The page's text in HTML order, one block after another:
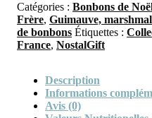
Catégories : Bonbons de
Frère, Guimauve,
de bonbons Étiquettes :
France, NostalGift
Description
Informations
Avis (0)